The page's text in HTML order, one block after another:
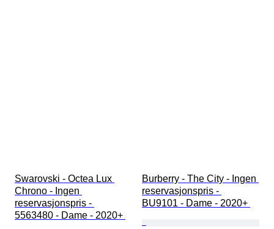
Swarovski - Octea Lux
Chrono - Ingen
reservasjonspris -
5563480 - Dame - 2020+
Burberry - The City - Ingen
reservasjonspris -
BU9101 - Dame - 2020+